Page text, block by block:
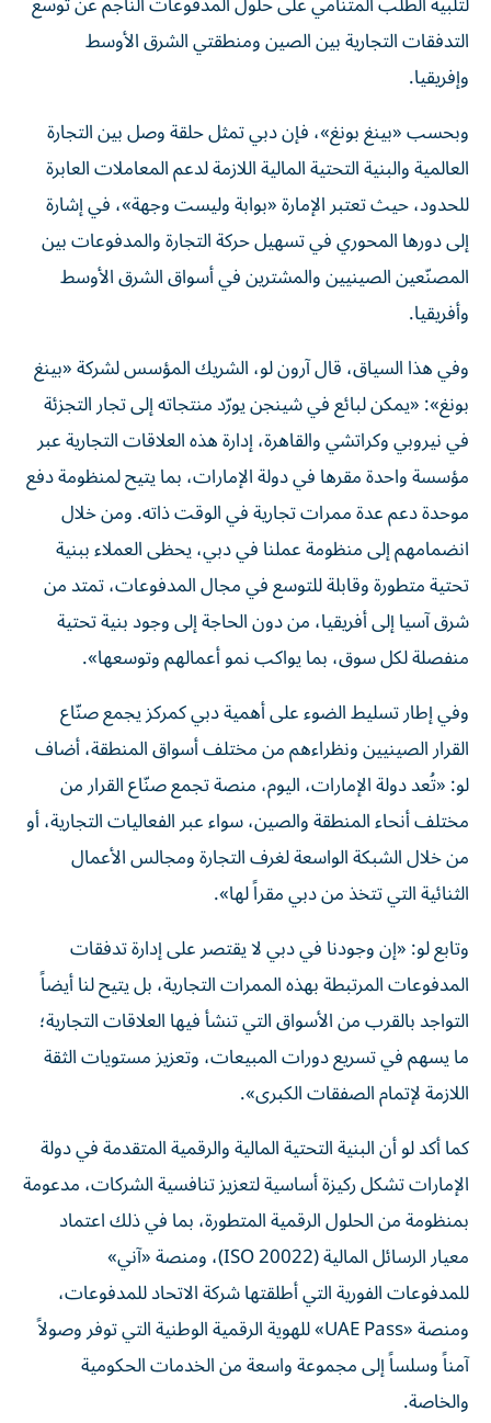
التدفقات التجارية بين الصين ومنطقتي الشرق الأوسط
وإفريقيا.
وبحسب «بينغ بونغ»، فإن دبي تمثل حلقة وصل بين التجارة
العالمية والبنية التحتية المالية اللازمة لدعم المعاملات العابرة
للحدود، حيث تعتبر الإمارة «بوابة وليست وجهة»، في إشارة
إلى دورها المحوري في تسهيل حركة التجارة والمدفوعات بين
المصنّعين الصينيين والمشترين في أسواق الشرق الأوسط
وأفريقيا.
وفي هذا السياق، قال آرون لو، الشريك المؤسس لشركة «بينغ
بونغ»: «يمكن لبائع في شينجن يورّد منتجاته إلى تجار التجزئة
في نيروبي وكراتشي والقاهرة، إدارة هذه العلاقات التجارية عبر
مؤسسة واحدة مقرها في دولة الإمارات، بما يتيح لمنظومة دفع
موحدة دعم عدة ممرات تجارية في الوقت ذاته. ومن خلال
انضمامهم إلى منظومة عملنا في دبي، يحظى العملاء ببنية
تحتية متطورة وقابلة للتوسع في مجال المدفوعات، تمتد من
شرق آسيا إلى أفريقيا، من دون الحاجة إلى وجود بنية تحتية
منفصلة لكل سوق، بما يواكب نمو أعمالهم وتوسعها».
وفي إطار تسليط الضوء على أهمية دبي كمركز يجمع صنّاع
القرار الصينيين ونظراءهم من مختلف أسواق المنطقة، أضاف
لو: «تُعد دولة الإمارات، اليوم، منصة تجمع صنّاع القرار من
مختلف أنحاء المنطقة والصين، سواء عبر الفعاليات التجارية، أو
من خلال الشبكة الواسعة لغرف التجارة ومجالس الأعمال
الثنائية التي تتخذ من دبي مقراً لها».
وتابع لو: «إن وجودنا في دبي لا يقتصر على إدارة تدفقات
المدفوعات المرتبطة بهذه الممرات التجارية، بل يتيح لنا أيضاً
التواجد بالقرب من الأسواق التي تنشأ فيها العلاقات التجارية؛
ما يسهم في تسريع دورات المبيعات، وتعزيز مستويات الثقة
اللازمة لإتمام الصفقات الكبرى».
كما أكد لو أن البنية التحتية المالية والرقمية المتقدمة في دولة
الإمارات تشكل ركيزة أساسية لتعزيز تنافسية الشركات، مدعومة
بمنظومة من الحلول الرقمية المتطورة، بما في ذلك اعتماد
معيار الرسائل المالية (ISO 20022)، ومنصة «آني»
للمدفوعات الفورية التي أطلقتها شركة الاتحاد للمدفوعات،
ومنصة «UAE Pass» للهوية الرقمية الوطنية التي توفر وصولاً
آمناً وسلساً إلى مجموعة واسعة من الخدمات الحكومية
والخاصة.